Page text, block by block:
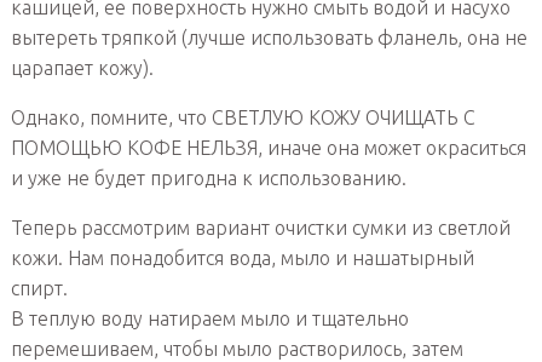
кашицей, ее поверхность нужно смыть водой и насухо
вытереть тряпкой (лучше использовать фланель, она не
царапает кожу).
Однако, помните, что СВЕТЛУЮ КОЖУ ОЧИЩАТЬ С
ПОМОЩЬЮ КОФЕ НЕЛЬЗЯ, иначе она может окраситься
и уже не будет пригодна к использованию.
Теперь рассмотрим вариант очистки сумки из светлой
кожи. Нам понадобится вода, мыло и нашатырный
спирт.
В теплую воду натираем мыло и тщательно
перемешиваем, чтобы мыло растворилось, затем